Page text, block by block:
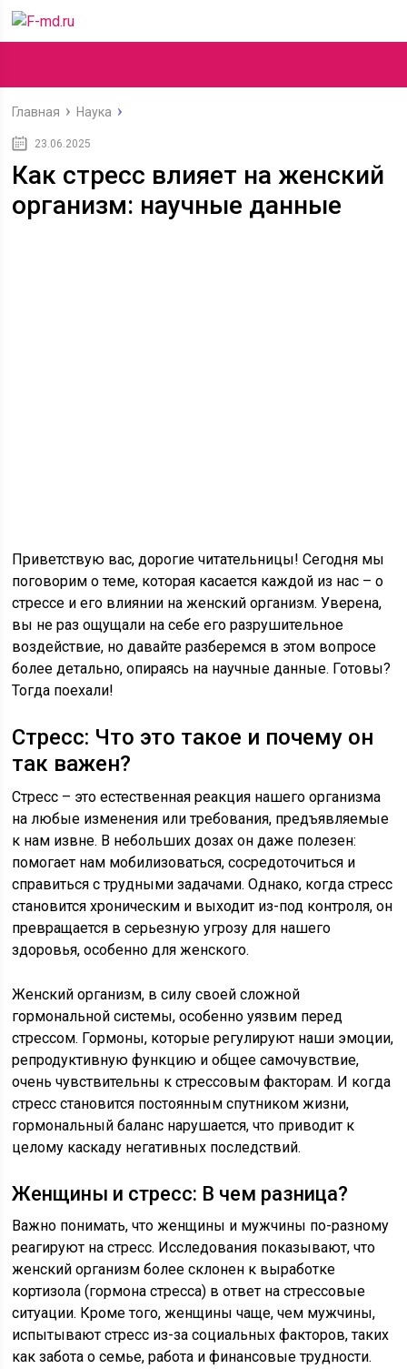
Главная Наука
23.06.2025
Как стресс влияет на женский
организм: научные данные
Приветствую вас, дорогие читательницы! Сегодня мы
поговорим о теме, которая касается каждой из нас – о
стрессе и его влиянии на женский организм. Уверена,
вы не раз ощущали на себе его разрушительное
воздействие, но давайте разберемся в этом вопросе
более детально, опираясь на научные данные. Готовы?
Тогда поехали!
Стресс: Что это такое и почему он
так важен?
Стресс – это естественная реакция нашего организма
на любые изменения или требования, предъявляемые
к нам извне. В небольших дозах он даже полезен:
помогает нам мобилизоваться, сосредоточиться и
справиться с трудными задачами. Однако, когда стресс
становится хроническим и выходит из-под контроля, он
превращается в серьезную угрозу для нашего
здоровья, особенно для женского.
Женский организм, в силу своей сложной
гормональной системы, особенно уязвим перед
стрессом. Гормоны, которые регулируют наши эмоции,
репродуктивную функцию и общее самочувствие,
очень чувствительны к стрессовым факторам. И когда
стресс становится постоянным спутником жизни,
гормональный баланс нарушается, что приводит к
целому каскаду негативных последствий.
Женщины и стресс: В чем разница?
Важно понимать, что женщины и мужчины по-разному
реагируют на стресс. Исследования показывают, что
женский организм более склонен к выработке
кортизола (гормона стресса) в ответ на стрессовые
ситуации. Кроме того, женщины чаще, чем мужчины,
испытывают стресс из-за социальных факторов, таких
как забота о семье, работа и финансовые трудности.